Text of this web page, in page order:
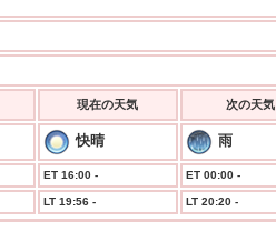
現在の天気 次の天気
快晴 雨
ET 16:00 - ET 00:00 -
LT 19:56 - LT 20:20 -